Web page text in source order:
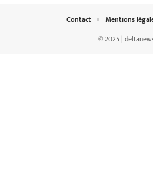
© 2025 |
Contact Mentions